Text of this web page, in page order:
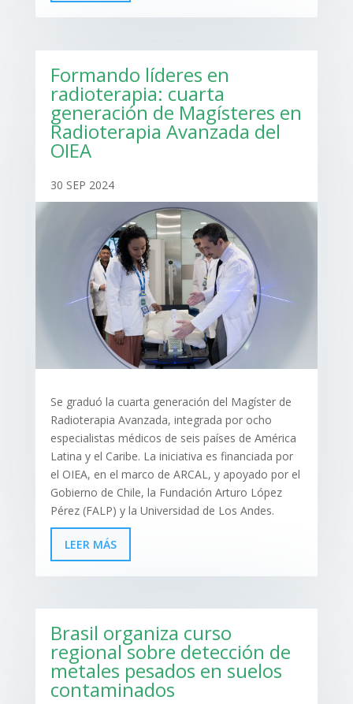
Formando líderes en
radioterapia: cuarta
generación de Magísteres en
Radioterapia Avanzada del
OIEA
30 SEP 2024
Se graduó la cuarta generación del Magíster de
Radioterapia Avanzada, integrada por ocho
especialistas médicos de seis países de América
Latina y el Caribe. La iniciativa es financiada por
el OIEA, en el marco de ARCAL, y apoyado por el
Gobierno de Chile, la Fundación Arturo López
Pérez (FALP) y la Universidad de Los Andes.
LEER MÁS
Brasil organiza curso
regional sobre detección de
metales pesados en suelos
contaminados